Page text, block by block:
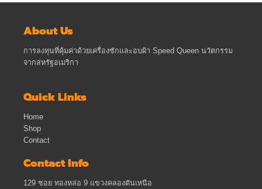
About Us
การลงทุนที่คุ้มค่าด้วยเครื่องซักและอบผ้า Speed Queen นวัตกรรม
จากสหรัฐอเมริกา
Quick Links
Home
Shop
Contact
Contact Info
129 ซอย ทองหล่อ 9 แขวงคลองตันเหนือ